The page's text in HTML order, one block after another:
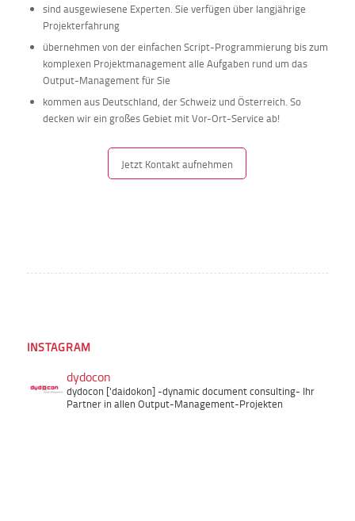
sind ausgewiesene Experten. Sie verfügen über langjährige
Projekterfahrung
übernehmen von der einfachen Script-Programmierung bis zum
komplexen Projektmanagement alle Aufgaben rund um das
Output-Management für Sie
kommen aus Deutschland, der Schweiz und Österreich. So
decken wir ein großes Gebiet mit Vor-Ort-Service ab!
Jetzt Kontakt aufnehmen
INSTAGRAM
dydocon
dydocon ['daidokon]-dynamic document consulting- Ihr
Partner in allen Output-Management-Projekten